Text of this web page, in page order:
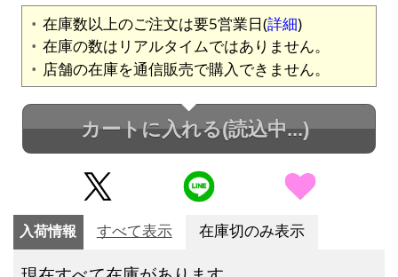
在庫数以上のご注文は要5営業日(詳細)
在庫の数はリアルタイムではありません。
店舗の在庫を通信販売で購入できません。
カートに入れる(読込中...)
入荷情報 すべて表示 在庫切のみ表示